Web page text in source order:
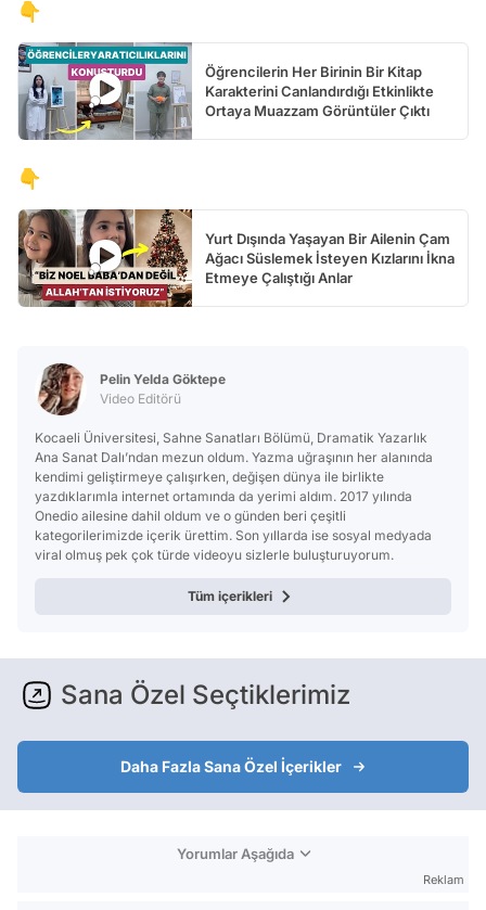
👇
Öğrencilerin Her Birinin Bir Kitap
Karakterini Canlandırdığı Etkinlikte
Ortaya Muazzam Görüntüler Çıktı
👇
Yurt Dışında Yaşayan Bir Ailenin Çam
Ağacı Süslemek İsteyen Kızlarını İkna
Etmeye Çalıştığı Anlar
Pelin Yelda Göktepe
Video Editörü
Kocaeli Üniversitesi, Sahne Sanatları Bölümü, Dramatik Yazarlık
Ana Sanat Dalı’ndan mezun oldum. Yazma uğraşının her alanında
kendimi geliştirmeye çalışırken, değişen dünya ile birlikte
yazdıklarımla internet ortamında da yerimi aldım. 2017 yılında
Onedio ailesine dahil oldum ve o günden beri çeşitli
kategorilerimizde içerik ürettim. Son yıllarda ise sosyal medyada
viral olmuş pek çok türde videoyu sizlerle buluşturuyorum.
Tüm içerikleri
Sana Özel Seçtiklerimiz
Daha Fazla Sana Özel İçerikler
Yorumlar Aşağıda
Reklam